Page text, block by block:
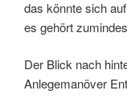
das könnte sich
es gehört
Der Blick nach
Anlegemanöver